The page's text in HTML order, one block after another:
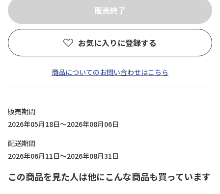
お気に入りに登録する
商品についてのお問い合わせはこちら
販売期間
2026年05月18日～2026年08月06日
配送期間
2026年06月11日～2026年08月31日
この商品を見た人は他にこんな商品も買っています